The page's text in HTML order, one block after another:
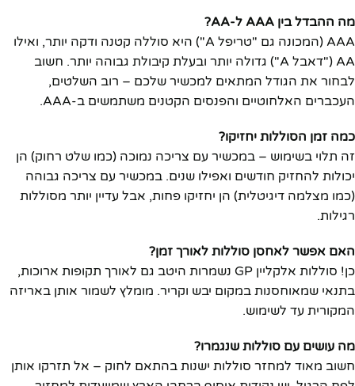
מה ההבדל בין AAA ל-AA?
AAA (המכונה גם "טריפל A") היא סוללה קטנה ודקה יותר, ואילו
AA ("דאבל A") גדולה יותר ובעלת קיבולת גבוהה יותר. חשוב
לבחור את הגודל המתאים למכשיר שלכם – רוב השלטים,
העכברים האלחוטיים והפנסים הקטנים משתמשים ב-AAA.
כמה זמן הסוללות יחזיקו?
זה תלוי בשימוש – במכשיר עם צריכה נמוכה (כמו שלט רחוק) הן
יכולות להחזיק חודשים ואפילו שנים. במכשיר עם צריכה גבוהה
(כמו מצלמה דיגיטלית) הן יחזיקו פחות, אבל עדיין יותר מסוללות
רגילות.
האם אפשר לאחסן סוללות לאורך זמן?
כן! סוללות אלקליין GP נשמרות היטב גם לאורך תקופות ארוכות,
בתנאי שמאוחסנות במקום יבש וקריר. מומלץ לשמור אותן באריזה
המקורית עד לשימוש.
מה עושים עם סוללות שנגמרו?
חשוב מאוד למחזר סוללות ישנות בהתאם לחוק – אל תזרקו אותן